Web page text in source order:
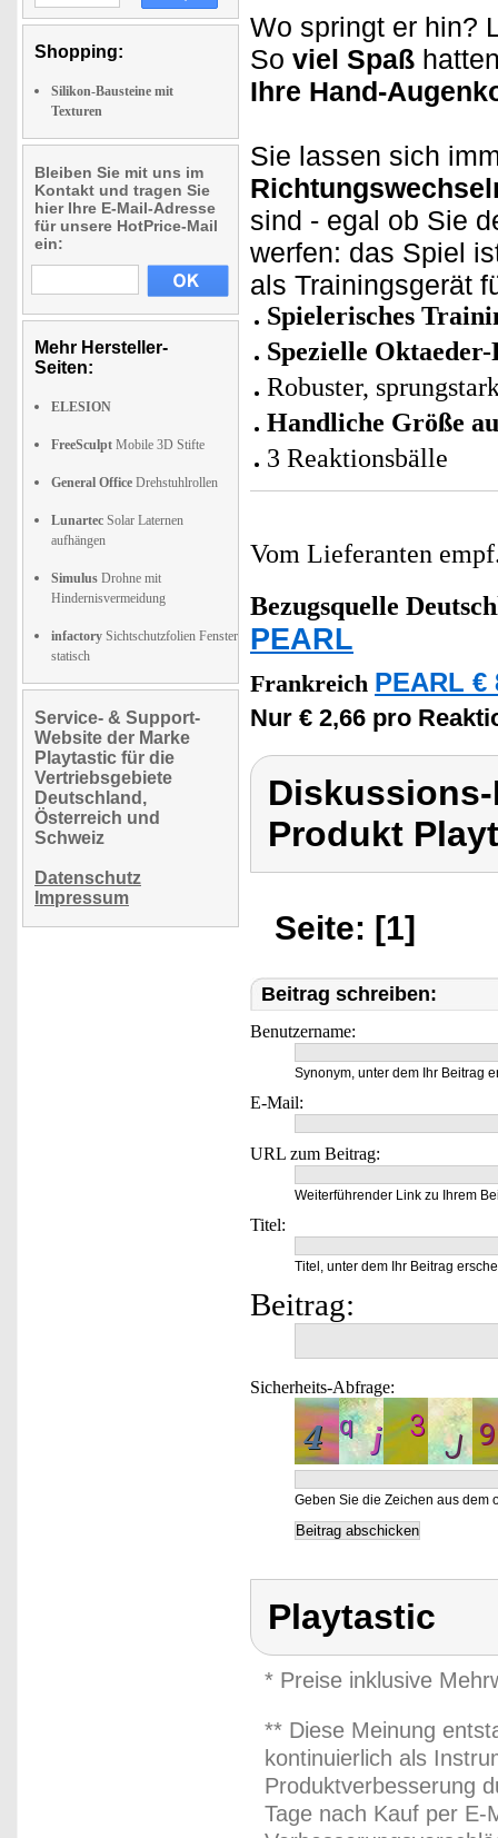
Shopping:
Silikon-Bausteine mit
Texturen
Bleiben Sie mit uns im
Kontakt und tragen Sie
hier Ihre E-Mail-Adresse
für unsere HotPrice-Mail
ein:
Mehr Hersteller-
Seiten:
ELESION
FreeSculpt Mobile 3D Stifte
General Office Drehstuhlrollen
Lunartec Solar Laternen
aufhängen
Simulus Drohne mit
Hindernisvermeidung
infactory Sichtschutzfolien Fenster
statisch
Service- & Support-
Website der Marke
Playtastic für die
Vertriebsgebiete
Deutschland,
Österreich und
Schweiz
Datenschutz
Impressum
Wo springt er hin?
So viel Spaß
Ihre Hand-
Sie lassen sich
sind - egal ob Sie
werfen: das Spiel
als Trainingsgerät
Spielerisches
Spezielle
Robuster,
Handliche Größe
3 Reaktionsbälle
Vom Lieferanten
Bezugsquelle
PEARL
Frankreich PEARL €
Nur € 2,66 pro
Produkt
Seite: [1]
Beitrag schreiben:
Benutzername:
Synonym, unter dem Ihr Beitrag
E-Mail:
URL zum Beitrag:
Weiterführender Link zu Ihrem
Titel:
Titel, unter dem Ihr Beitrag
Beitrag:
Sicherheits-Abfrage:
Geben Sie die Zeichen aus dem
Playtastic
* Preise inklusive
** Diese Meinung
kontinuierlich als
Produktverbesserung
Tage nach Kauf per E-